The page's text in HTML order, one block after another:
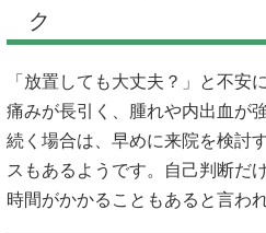
ク
「放置しても大丈夫？」と不安
痛みが長引く、腫れや内出血が
続く場合は、早めに来院を検討
スもあるようです。自己判断だ
時間がかかることもあると言わ